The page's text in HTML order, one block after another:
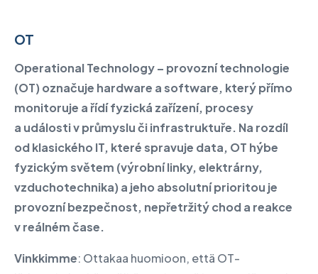
OT
Operational Technology – provozní technologie
(OT) označuje hardware a software, který přímo
monitoruje a řídí fyzická zařízení, procesy
a události v průmyslu či infrastruktuře. Na rozdíl
od klasického IT, které spravuje data, OT hýbe
fyzickým světem (výrobní linky, elektrárny,
vzduchotechnika) a jeho absolutní prioritou je
provozní bezpečnost, nepřetržitý chod a reakce
v reálném čase.
Vinkkimme: Ottakaa huomioon, että OT-